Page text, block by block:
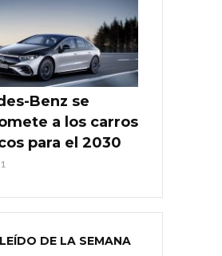
Benz se
a los carros
para el 2030
DE LA SEMANA